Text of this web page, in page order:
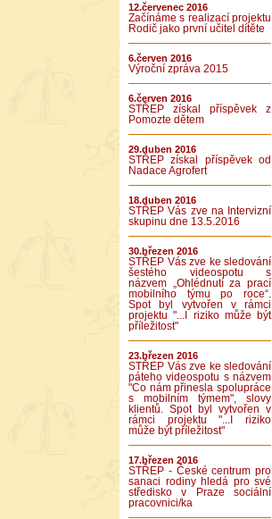
12.červenec 2016
Začínáme s realizací projektu
Rodič jako první učitel dítěte
6.červen 2016
Výroční zpráva 2015
6.červen 2016
STŘEP získal příspěvek z
Pomozte dětem
29.duben 2016
STŘEP získal příspěvek od
Nadace Agrofert
18.duben 2016
STŘEP Vás zve na Intervizní
skupinu dne 13.5.2016
30.březen 2016
STŘEP Vás zve ke sledování
šestého videospotu s
názvem „Ohlédnutí za prací
mobilního týmu po roce“.
Spot byl vytvořen v rámci
projektu "...I riziko může být
příležitost"
23.březen 2016
STŘEP Vás zve ke sledování
páteho videospotu s názvem
"Co nám přinesla spolupráce
s mobilním týmem", slovy
klientů. Spot byl vytvořen v
rámci projektu "...I riziko
může být příležitost"
17.březen 2016
STŘEP - České centrum pro
sanaci rodiny hledá pro své
středisko v Praze sociální
pracovnici/ka